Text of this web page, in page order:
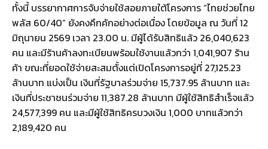
ทั้งนี้ บรรยากาศการจับจ่ายใช้สอยภายใต้โครงการ “ไทยช่วยไทย
พลัส 60/40” ยังคงคึกคักอย่างต่อเนื่อง โดยข้อมูล ณ วันที่ 12
มิถุนายน 2569 เวลา 23.00 น. มีผู้ได้รับสิทธิแล้ว 26,040,623
คน และมีร้านค้าลงทะเบียนพร้อมใช้งานแล้วกว่า 1,041,907 ร้าน
ค้า ขณะที่ยอดใช้จ่ายสะสมตั้งแต่เปิดโครงการอยู่ที่ 27,125.23
ล้านบาท แบ่งเป็น เงินที่รัฐบาลร่วมจ่าย 15,737.95 ล้านบาท และ
เงินที่ประชาชนร่วมจ่าย 11,387.28 ล้านบาท มีผู้ใช้สิทธิสำเร็จแล้ว
24,577,399 คน และมีผู้ใช้สิทธิครบวงเงิน 1,000 บาทแล้วกว่า
2,189,420 คน